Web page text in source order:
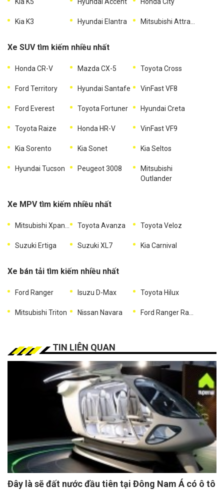
Kia K3 Hyundai Elantra
Xe SUV tìm kiếm nhiều nhất
Honda CR-V Mazda CX-5 Toyota Cross
Ford Territory Hyundai Santafe VinFast VF8
Ford Everest Toyota Fortuner Hyundai Creta
Toyota Raize Honda HR-V VinFast VF9
Kia Sorento Kia Sonet Kia Seltos
Hyundai Tucson Peugeot 3008
Mitsubishi
Outlander
Xe MPV tìm kiếm nhiều nhất
Toyota Avanza Toyota Veloz
Suzuki Ertiga Suzuki XL7 Kia Carnival
Xe bán tải tìm kiếm nhiều nhất
Ford Ranger Isuzu D-Max Toyota Hilux
Mitsubishi Triton Nissan Navara
TIN LIÊN QUAN
Đây là sẽ đất nước đầu tiên tại Đông Nam Á có ô tô